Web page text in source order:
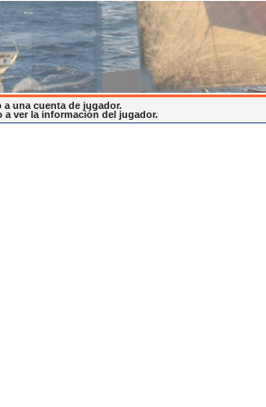
a una cuenta de jugador.
a ver la información del jugador.